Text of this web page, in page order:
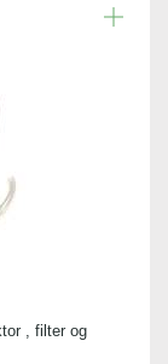
, filter og